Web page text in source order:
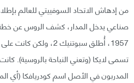
1957، أُطلق سبوتنيك 2،
تسمى لايكا (وتعني النباحة بالروسية).